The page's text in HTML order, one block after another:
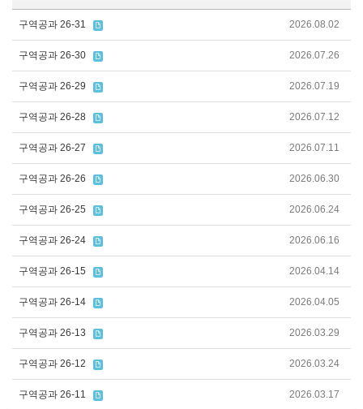
구역공과 26-31 2026.08.02
구역공과 26-30 2026.07.26
구역공과 26-29 2026.07.19
구역공과 26-28 2026.07.12
구역공과 26-27 2026.07.11
구역공과 26-26 2026.06.30
구역공과 26-25 2026.06.24
구역공과 26-24 2026.06.16
구역공과 26-15 2026.04.14
구역공과 26-14 2026.04.05
구역공과 26-13 2026.03.29
구역공과 26-12 2026.03.24
구역공과 26-11 2026.03.17